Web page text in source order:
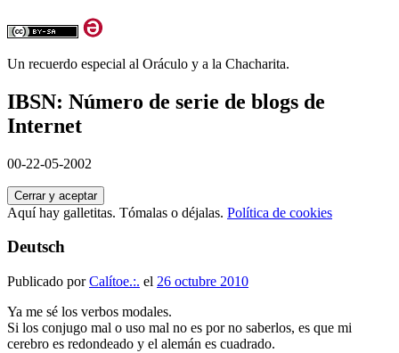
Un recuerdo especial al Oráculo y a la Chacharita.
IBSN: Número de serie de blogs de
Internet
00-22-05-2002
Aquí hay galletitas. Tómalas o déjalas. Política de cookies
Deutsch
Publicado porCalítoe.:. el 26 octubre 2010
Ya me sé los verbos modales.
Si los conjugo mal o uso mal no es por no saberlos, es que mi
cerebro es redondeado y el alemán es cuadrado.